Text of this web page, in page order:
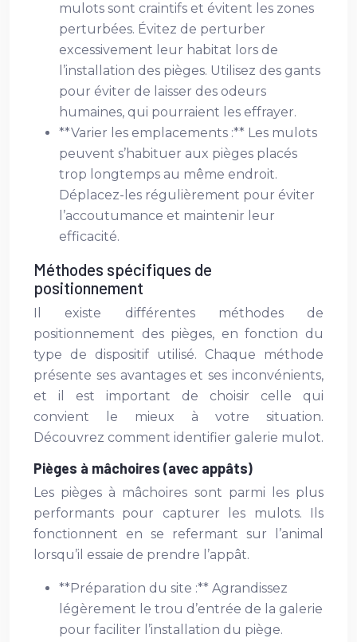
mulots sont craintifs et évitent les zones
perturbées. Évitez de perturber
excessivement leur habitat lors de
l’installation des pièges. Utilisez des gants
pour éviter de laisser des odeurs
humaines, qui pourraient les effrayer.
**Varier les emplacements :** Les mulots
peuvent s’habituer aux pièges placés
trop longtemps au même endroit.
Déplacez-les régulièrement pour éviter
l’accoutumance et maintenir leur
efficacité.
Méthodes spécifiques de
positionnement
Il existe différentes méthodes de
positionnement des pièges, en fonction du
type de dispositif utilisé. Chaque méthode
présente ses avantages et ses inconvénients,
et il est important de choisir celle qui
convient le mieux à votre situation.
Découvrez comment identifier galerie mulot.
Pièges à mâchoires (avec appâts)
Les pièges à mâchoires sont parmi les plus
performants pour capturer les mulots. Ils
fonctionnent en se refermant sur l’animal
lorsqu’il essaie de prendre l’appât.
**Préparation du site :** Agrandissez
légèrement le trou d’entrée de la galerie
pour faciliter l’installation du piège.